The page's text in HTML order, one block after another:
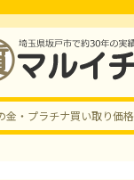
金・プラチナ買い取り価格